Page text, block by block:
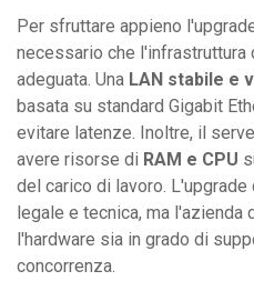
Per sfruttare appieno
necessario che l'infrastruttura
adeguata. Una LAN stabile e
basata su standard Gigabit
evitare latenze. Inoltre, il
avere risorse di RAM e CPU
del carico di lavoro.
legale e tecnica, ma l'azienda
l'hardware sia in grado di
concorrenza.